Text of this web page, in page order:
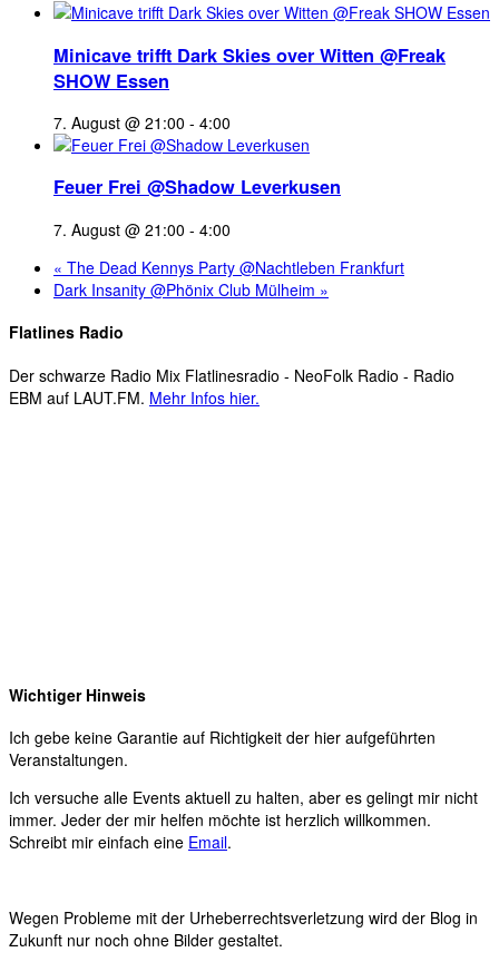
Minicave trifft Dark Skies over Witten @Freak
SHOW Essen
7. August @ 21:00 - 4:00
Feuer Frei @Shadow Leverkusen
7. August @ 21:00 - 4:00
« The Dead Kennys Party @Nachtleben Frankfurt
Dark Insanity @Phönix Club Mülheim »
Flatlines Radio
Der schwarze Radio Mix Flatlinesradio - NeoFolk Radio - Radio
EBM auf LAUT.FM. Mehr Infos hier.
Wichtiger Hinweis
Ich gebe keine Garantie auf Richtigkeit der hier aufgeführten
Veranstaltungen.
Ich versuche alle Events aktuell zu halten, aber es gelingt mir nicht
immer. Jeder der mir helfen möchte ist herzlich willkommen.
Schreibt mir einfach eine Email.
Wegen Probleme mit der Urheberrechtsverletzung wird der Blog in
Zukunft nur noch ohne Bilder gestaltet.